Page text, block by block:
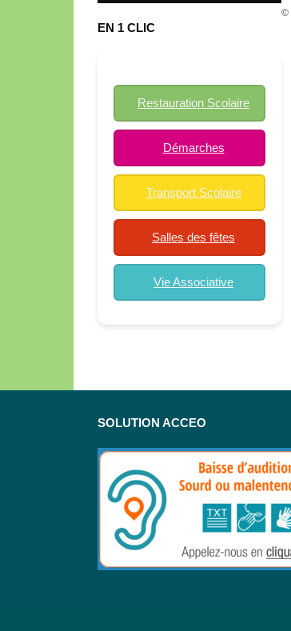
EN 1 CLIC
Restauration Scolaire
Démarches
Transport Scolaire
Salles des fêtes
Vie Associative
©
SOLUTION ACCEO